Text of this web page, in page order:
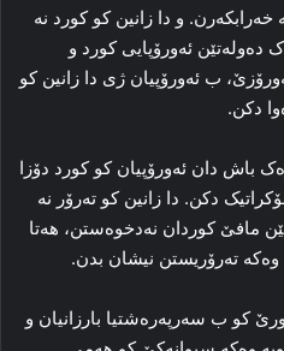
و دا زانین کو کورد نه‌
ده‌وله‌تێن ئه‌ورۆپایی کورد و
ب ئه‌ورۆپیان ژی دا زانین کو
دکن.
باش دان ئه‌ورۆپیان کو کورد دۆزا
دکن. دا زانین کو ته‌رۆر نه‌
مافێ کوردان نه‌دخوه‌ستن، هه‌تا
ته‌رۆریستن نیشان بدن.
کو ب سه‌رپه‌ره‌شتیا بارزانیان و